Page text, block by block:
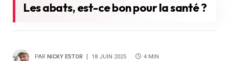
Les abats, est-ce bon pour la santé ?
PAR NICKY ESTOR 18 JUIN 2025 4 MIN